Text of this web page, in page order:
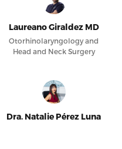
Laureano Giraldez MD
Otorhinolaryngology and
Head and Neck Surgery
Dra. Natalie Pérez Luna